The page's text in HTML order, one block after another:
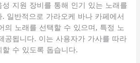
지원 장비를 통해 인기 있는 노래를
일반적으로 가라오케 바나 카페에서
의 노래를 선택할 수 있으며, 특정 노
공됩니다. 이는 사용자가 가사를 따라
수 있도록 돕습니다.